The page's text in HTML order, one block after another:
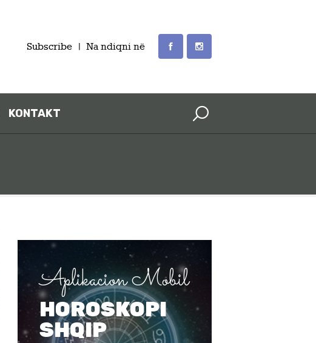
Subscribe Na ndiqni në
KONTAKT
Aplikacion Mobil
HOROSKOPI
SHQIP